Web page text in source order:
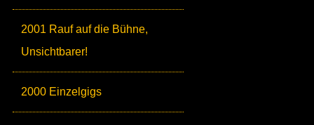
2001 Rauf auf die Bühne,
Unsichtbarer!
2000 Einzelgigs